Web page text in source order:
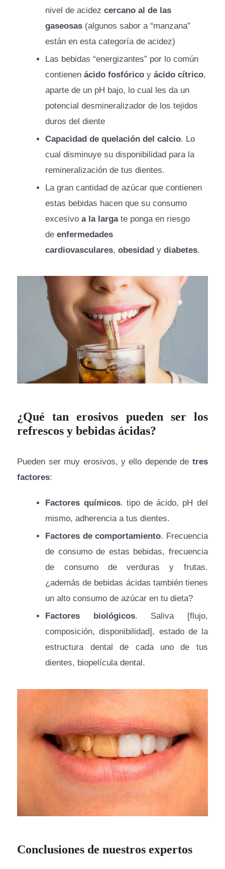
nivel de acidezcercano al de las
gaseosas (algunos sabor a “manzana”
están en esta categoría de acidez)
Las bebidas “energizantes” por lo común
contienenácido fosfórico yácido cítrico,
aparte de un pH bajo, lo cual les da un
potencial desmineralizador de los tejidos
duros del diente
Capacidad de quelación del calcio. Lo
cual disminuye su disponibilidad para la
remineralización de tus dientes.
La gran cantidad de azúcar que contienen
estas bebidas hacen que su consumo
excesivoa la largate ponga en riesgo
deenfermedades
cardiovasculares,obesidad ydiabetes.
¿Qué tan erosivos pueden ser los
refrescos y bebidas ácidas?
Pueden ser muy erosivos, y ello depende de tres
factores:
Factores químicos. tipo de ácido, pH del
mismo, adherencia a tus dientes.
Factores de comportamiento. Frecuencia
de consumo de estas bebidas, frecuencia
de consumo de verduras y frutas.
¿además de bebidas ácidas también tienes
un alto consumo de azúcar en tu dieta?
Factores biológicos. Saliva [flujo,
composición, disponibilidad], estado de la
estructura dental de cada uno de tus
dientes, biopelícula dental.
Conclusiones de nuestros expertos